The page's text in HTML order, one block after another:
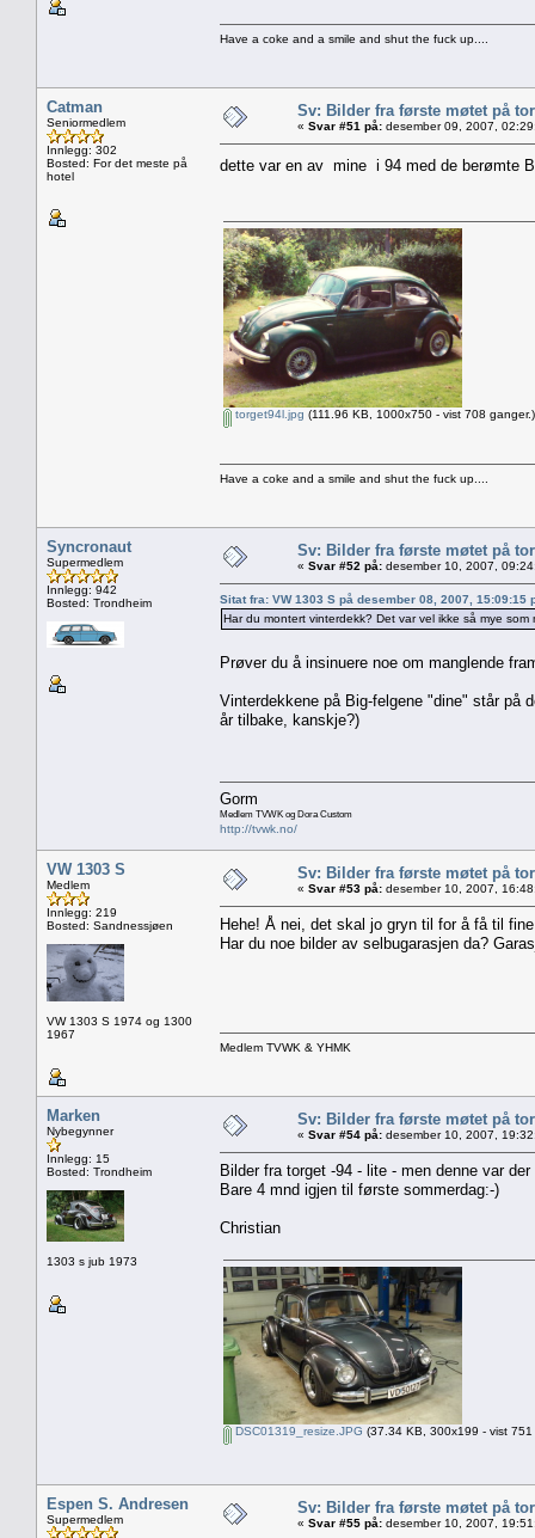
Have a coke and a smile and shut the fuck up....
Catman
Seniormedlem
Innlegg: 302
Bosted: For det meste på
hotel
Sv: Bilder fra første møtet på
« Svar #51 på: desember 09, 2007,
dette var en av mine i 94 med de berømte
torget94l.jpg (111.96 KB, 1000x750 - vist 708 ganger.)
Have a coke and a smile and shut the fuck up....
Syncronaut
Supermedlem
Innlegg: 942
Bosted: Trondheim
Sv: Bilder fra første møtet på
« Svar #52 på: desember 10, 2007,
Sitat fra: VW 1303 S på desember 08, 2007, 15:09:15
Har du montert vinterdekk? Det var vel ikke så mye som
Prøver du å insinuere noe om manglende
Vinterdekkene på Big-felgene "dine" står på
år tilbake, kanskje?)
Gorm
Medlem TVWK og Dora Custom
http://tvwk.no/
VW 1303 S
Medlem
Innlegg: 219
Bosted: Sandnessjøen
VW 1303 S 1974 og 1300
1967
Sv: Bilder fra første møtet på
« Svar #53 på: desember 10, 2007,
Hehe! Å nei, det skal jo gryn til for å få til
Har du noe bilder av selbugarasjen da?
Medlem TVWK & YHMK
Marken
Nybegynner
Innlegg: 15
Bosted: Trondheim
1303 s jub 1973
Sv: Bilder fra første møtet på
« Svar #54 på: desember 10, 2007,
Bilder fra torget -94 - lite - men denne var
Bare 4 mnd igjen til første sommerdag:-)
Christian
DSC01319_resize.JPG (37.34 KB, 300x199 - vist 751
Espen S. Andresen
Supermedlem
Sv: Bilder fra første møtet på
« Svar #55 på: desember 10, 2007,